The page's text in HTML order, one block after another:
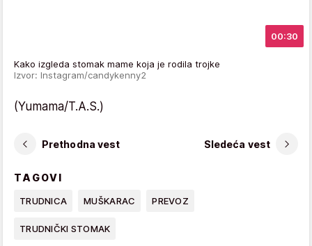
00:30
Kako izgleda stomak mame koja je rodila trojke
Izvor: Instagram/candykenny2
(Yumama/T.A.S.)
Prethodna vest Sledeća vest
TAGOVI
TRUDNICA MUŠKARAC PREVOZ
TRUDNIČKI STOMAK